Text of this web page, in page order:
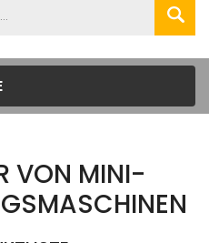
VON MINI-